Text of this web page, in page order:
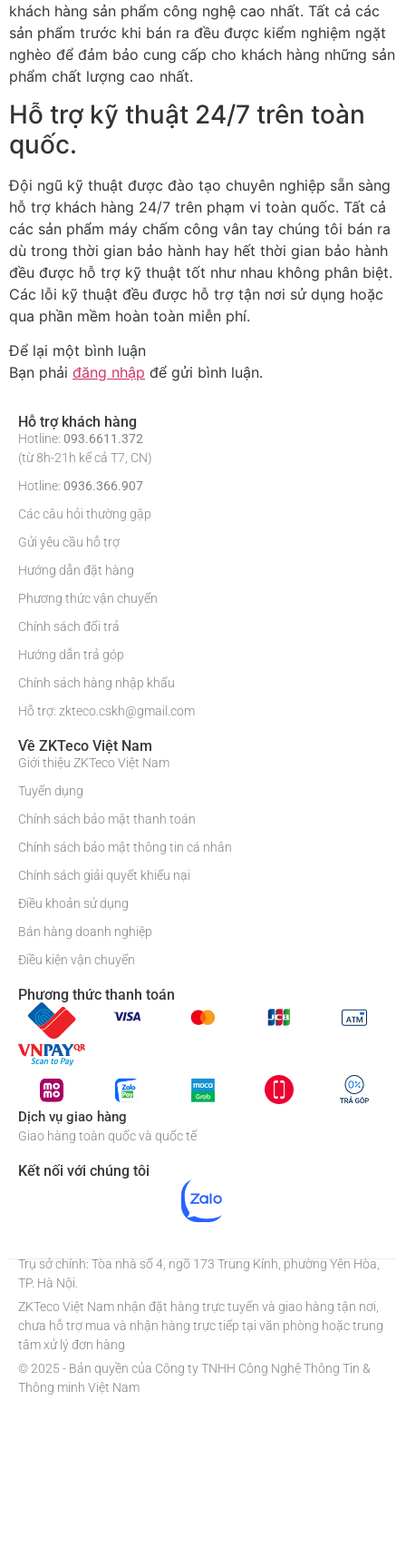
khách hàng sản phẩm công nghệ cao nhất. Tất cả các
sản phẩm trước khi bán ra đều được kiểm nghiệm ngặt
nghèo để đảm bảo cung cấp cho khách hàng những sản
phẩm chất lượng cao nhất.
Hỗ trợ kỹ thuật 24/7 trên toàn
quốc.
Đội ngũ kỹ thuật được đào tạo chuyên nghiệp sẵn sàng
hỗ trợ khách hàng 24/7 trên phạm vi toàn quốc. Tất cả
các sản phẩm máy chấm công vân tay chúng tôi bán ra
dù trong thời gian bảo hành hay hết thời gian bảo hành
đều được hỗ trợ kỹ thuật tốt như nhau không phân biệt.
Các lỗi kỹ thuật đều được hỗ trợ tận nơi sử dụng hoặc
qua phần mềm hoàn toàn miễn phí.
Để lại một bình luận
Bạn phải đăng nhập để gửi bình luận.
Hỗ trợ khách hàng
Hotline: 093.6611.372
(từ 8h-21h kể cả T7, CN)
Hotline: 0936.366.907
Các câu hỏi thường gặp
Gửi yêu cầu hỗ trợ
Hướng dẫn đặt hàng
Phương thức vận chuyển
Chính sách đổi trả
Hướng dẫn trả góp
Chính sách hàng nhập khẩu
Hỗ trợ: zkteco.cskh@gmail.com
Về ZKTeco Việt Nam
Giới thiệu ZKTeco Việt Nam
Tuyển dụng
Chính sách bảo mật thanh toán
Chính sách bảo mật thông tin cá nhân
Chính sách giải quyết khiếu nại
Điều khoản sử dụng
Bán hàng doanh nghiệp
Điều kiện vận chuyển
Phương thức thanh toán
Dịch vụ giao hàng
Giao hàng toàn quốc và quốc tế
Kết nối với chúng tôi
Trụ sở chính: Tòa nhà số 4, ngõ 173 Trung Kính, phường Yên Hòa,
TP. Hà Nội.
ZKTeco Việt Nam nhận đặt hàng trực tuyến và giao hàng tận nơi,
chưa hỗ trợ mua và nhận hàng trực tiếp tại văn phòng hoặc trung
tâm xử lý đơn hàng
© 2025 - Bản quyền của Công ty TNHH Công Nghệ Thông Tin &
Thông minh Việt Nam